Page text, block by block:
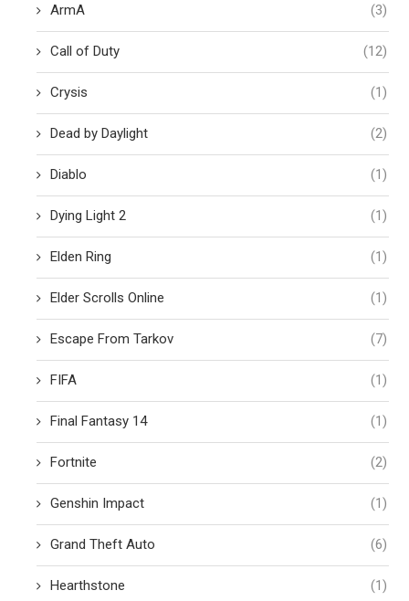
ArmA (3)
Call of Duty (12)
Crysis (1)
Dead by Daylight (2)
Diablo (1)
Dying Light 2 (1)
Elden Ring (1)
Elder Scrolls Online (1)
Escape From Tarkov (7)
FIFA (1)
Final Fantasy 14 (1)
Fortnite (2)
Genshin Impact (1)
Grand Theft Auto (6)
Hearthstone (1)